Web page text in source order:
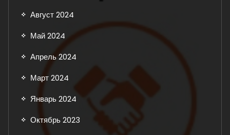
Август 2024
Май 2024
Апрель 2024
Март 2024
Январь 2024
Октябрь 2023